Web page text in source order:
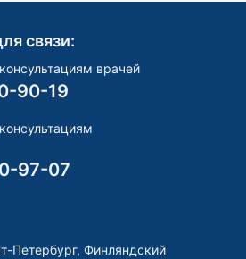
связи:
врачей
90-19
97-07
Петербург, Финляндский